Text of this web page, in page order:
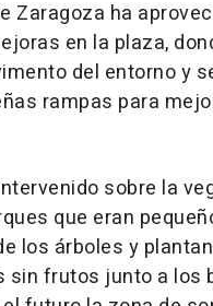
Zaragoza ha
en la plaza,
del entorno y
rampas para
sobre la
que eran
los árboles y
sin frutos junto a los